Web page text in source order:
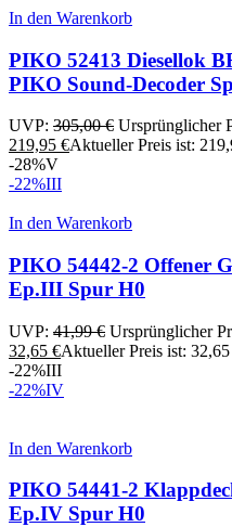
In den Warenkorb
PIKO 52413 Diesellok
PIKO Sound-Decoder
UVP: 305,00€ Ursprünglicher
219,95 €Aktueller Preis ist:
-28%V
-22%III
In den Warenkorb
PIKO 54442-2 Offener
Ep.III Spur H0
UVP: 41,99€ Ursprünglicher
32,65 €Aktueller Preis ist: 32,65
-22%III
-22%IV
In den Warenkorb
PIKO 54441-2
Ep.IV Spur H0